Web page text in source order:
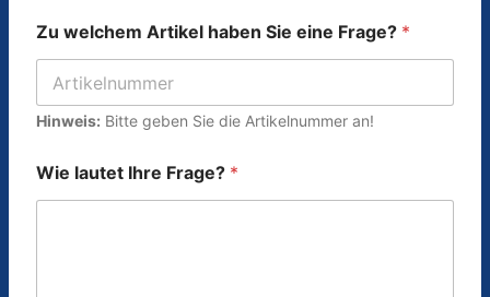
Zu welchem Artikel haben Sie eine Frage? *
Hinweis: Bitte geben Sie die Artikelnummer an!
Wie lautet Ihre Frage? *